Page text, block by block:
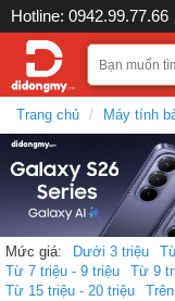
Hotline: 0942.99.77.66
Trang chủ Máy tính
Mức giá: Dưới 3 triệu
Từ 7 triệu - 9 triệu
Từ 9
Từ 15 triệu - 20 triệu